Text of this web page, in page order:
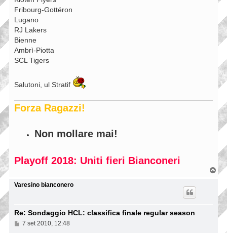
Fribourg-Gottéron
Lugano
RJ Lakers
Bienne
Ambrì-Piotta
SCL Tigers
Salutoni, ul Stratif
Forza Ragazzi!
Non mollare mai!
Playoff 2018: Uniti fieri Bianconeri
o
Varesino bianconero
Re: Sondaggio HCL: classifica finale regular season
M
7 set 2010, 12:48